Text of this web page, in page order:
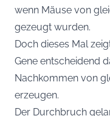
wenn Mäuse von
gezeugt wurden.
Doch dieses Mal
Gene entscheidend
Nachkommen von
erzeugen.
Der Durchbruch